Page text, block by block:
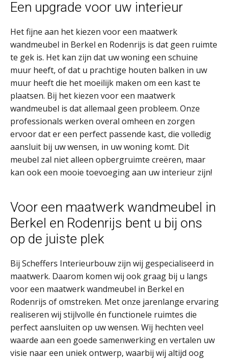
Een upgrade voor uw interieur
Het fijne aan het kiezen voor een maatwerk
wandmeubel in Berkel en Rodenrijs is dat geen ruimte
te gek is. Het kan zijn dat uw woning een schuine
muur heeft, of dat u prachtige houten balken in uw
muur heeft die het moeilijk maken om een kast te
plaatsen. Bij het kiezen voor een maatwerk
wandmeubel is dat allemaal geen probleem. Onze
professionals werken overal omheen en zorgen
ervoor dat er een perfect passende kast, die volledig
aansluit bij uw wensen, in uw woning komt. Dit
meubel zal niet alleen opbergruimte creëren, maar
kan ook een mooie toevoeging aan uw interieur zijn!
Voor een maatwerk wandmeubel in
Berkel en Rodenrijs bent u bij ons
op de juiste plek
Bij Scheffers Interieurbouw zijn wij gespecialiseerd in
maatwerk. Daarom komen wij ook graag bij u langs
voor een maatwerk wandmeubel in Berkel en
Rodenrijs of omstreken. Met onze jarenlange ervaring
realiseren wij stijlvolle én functionele ruimtes die
perfect aansluiten op uw wensen. Wij hechten veel
waarde aan een goede samenwerking en vertalen uw
visie naar een uniek ontwerp, waarbij wij altijd oog